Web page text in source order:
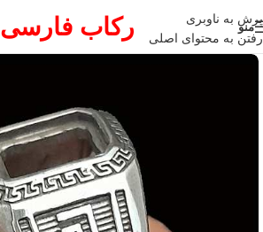
پرش به ناوبری
رفتن به محتوای اصلی
منو رکاب فارسی